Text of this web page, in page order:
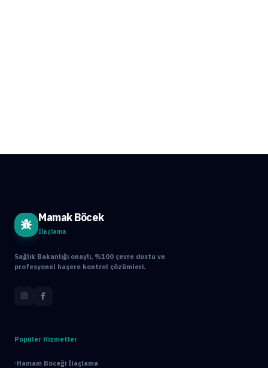
Mamak Böcek
İlaçlama
Sağlık Bakanlığı onaylı, %100 çevre dostu ve
profesyonel haşere kontrol çözümleri.
Popüler Hizmetler
Hamam Böceği İlaçlama